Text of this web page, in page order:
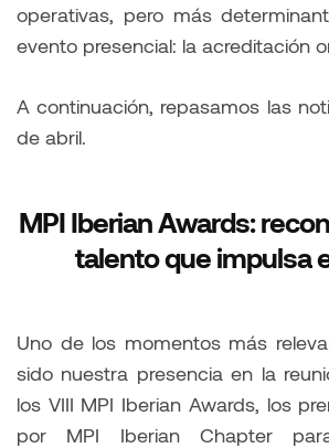
operativas, pero más
evento presencial: la acreditación
A continuación, repasamos las
de abril.
MPI Iberian Awards:
talento que impulsa
Uno de los momentos más
sido nuestra presencia en la
los VIII MPI Iberian Awards, los
por MPI Iberian Chapter